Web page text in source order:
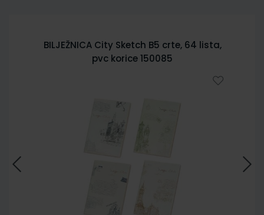
BILJEŽNICA City Sketch B5 crte, 64 lista,
pvc korice 150085